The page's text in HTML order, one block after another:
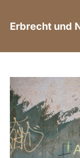
Erbrecht und